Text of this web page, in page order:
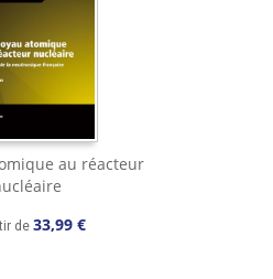
au réacteur
de 33,99 €